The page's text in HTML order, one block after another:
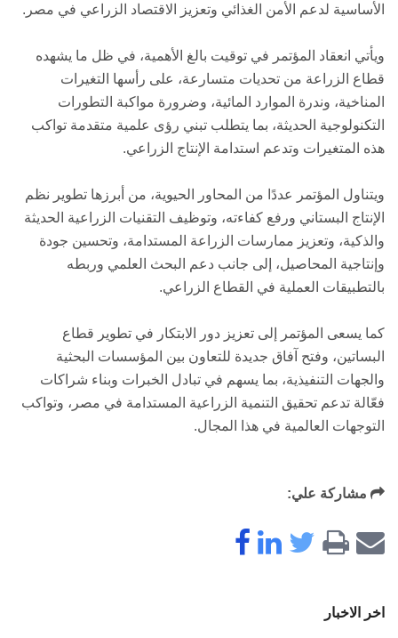
الأساسية لدعم الأمن الغذائي وتعزيز الاقتصاد الزراعي في مصر.
ويأتي انعقاد المؤتمر في توقيت بالغ الأهمية، في ظل ما يشهده
قطاع الزراعة من تحديات متسارعة، على رأسها التغيرات
المناخية، وندرة الموارد المائية، وضرورة مواكبة التطورات
التكنولوجية الحديثة، بما يتطلب تبني رؤى علمية متقدمة تواكب
هذه المتغيرات وتدعم استدامة الإنتاج الزراعي.
ويتناول المؤتمر عددًا من المحاور الحيوية، من أبرزها تطوير نظم
الإنتاج البستاني ورفع كفاءته، وتوظيف التقنيات الزراعية الحديثة
والذكية، وتعزيز ممارسات الزراعة المستدامة، وتحسين جودة
وإنتاجية المحاصيل، إلى جانب دعم البحث العلمي وربطه
بالتطبيقات العملية في القطاع الزراعي.
كما يسعى المؤتمر إلى تعزيز دور الابتكار في تطوير قطاع
البساتين، وفتح آفاق جديدة للتعاون بين المؤسسات البحثية
والجهات التنفيذية، بما يسهم في تبادل الخبرات وبناء شراكات
فعّالة تدعم تحقيق التنمية الزراعية المستدامة في مصر، وتواكب
التوجهات العالمية في هذا المجال.
مشاركة علي:
اخر الاخبار